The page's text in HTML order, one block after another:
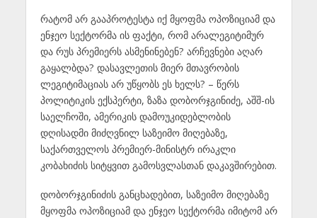
რატომ არ გააპროტესტა იქ მყოფმა ოპოზიციამ და
ენჯეო სექტორმა ის ფაქტი, რომ არალეგიტიმურ
და რუს პრემიერს ასმენინებენ? არჩევნები აღარ
გაყალბდა? დასავლეთის მიერ მთავრობის
ლეგიტიმაციას არ უწყობს ეს ხელს? – წერს
პოლიტიკის ექსპერტი, ზაზა დობორჯგინიძე, აშშ-ის
საელჩოში, ამერიკის დამოუკიდებლობის
დღისადმი მიძღვნილ საზეიმო მიღებაზე,
საქართველოს პრემიერ-მინისტრ ირაკლი
კობახიძის სიტყვით გამოსვლასთან დაკავშირებით.
დობორჯგინიძის განცხადებით, საზეიმო მიღებაზე
მყოფმა ოპოზიციამ და ენჯეო სექტორმა იმიტომ არ